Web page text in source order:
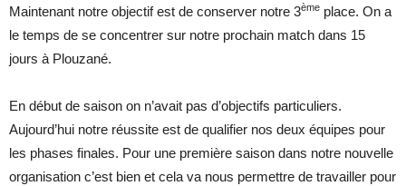
Maintenant notre objectif est de conserver notre 3ème place. On a
le temps de se concentrer sur notre prochain match dans 15
jours à Plouzané.
En début de saison on n’avait pas d’objectifs particuliers.
Aujourd’hui notre réussite est de qualifier nos deux équipes pour
les phases finales. Pour une première saison dans notre nouvelle
organisation c’est bien et cela va nous permettre de travailler pour